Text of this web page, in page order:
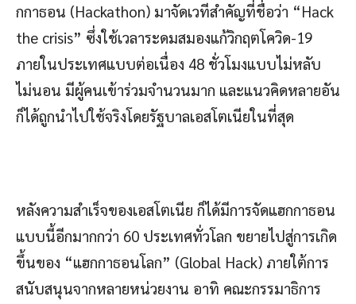
กกาธอน (Hackathon) มาจัดเวทีสำคัญที่ชื่อว่า “Hack
the crisis” ซึ่งใช้เวลาระดมสมองแก้วิกฤตโควิด-19
ภายในประเทศแบบต่อเนื่อง 48 ชั่วโมงแบบไม่หลับ
ไม่นอน มีผู้คนเข้าร่วมจำนวนมาก และแนวคิดหลายอัน
ก็ได้ถูกนำไปใช้จริงโดยรัฐบาลเอสโตเนียในที่สุด
หลังความสำเร็จของเอสโตเนีย ก็ได้มีการจัดแฮกกาธอน
แบบนี้อีกมากกว่า 60 ประเทศทั่วโลก ขยายไปสู่การเกิด
ขึ้นของ “แฮกกาธอนโลก” (Global Hack) ภายใต้การ
สนับสนุนจากหลายหน่วยงาน อาทิ คณะกรรมาธิการ